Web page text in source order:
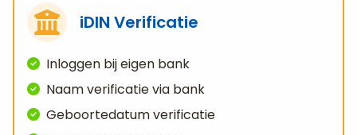
iDIN Verificatie
Inloggen bij eigen bank
Naam verificatie via bank
Geboortedatum verificatie